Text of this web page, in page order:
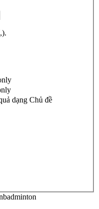
dạng Chủ đề